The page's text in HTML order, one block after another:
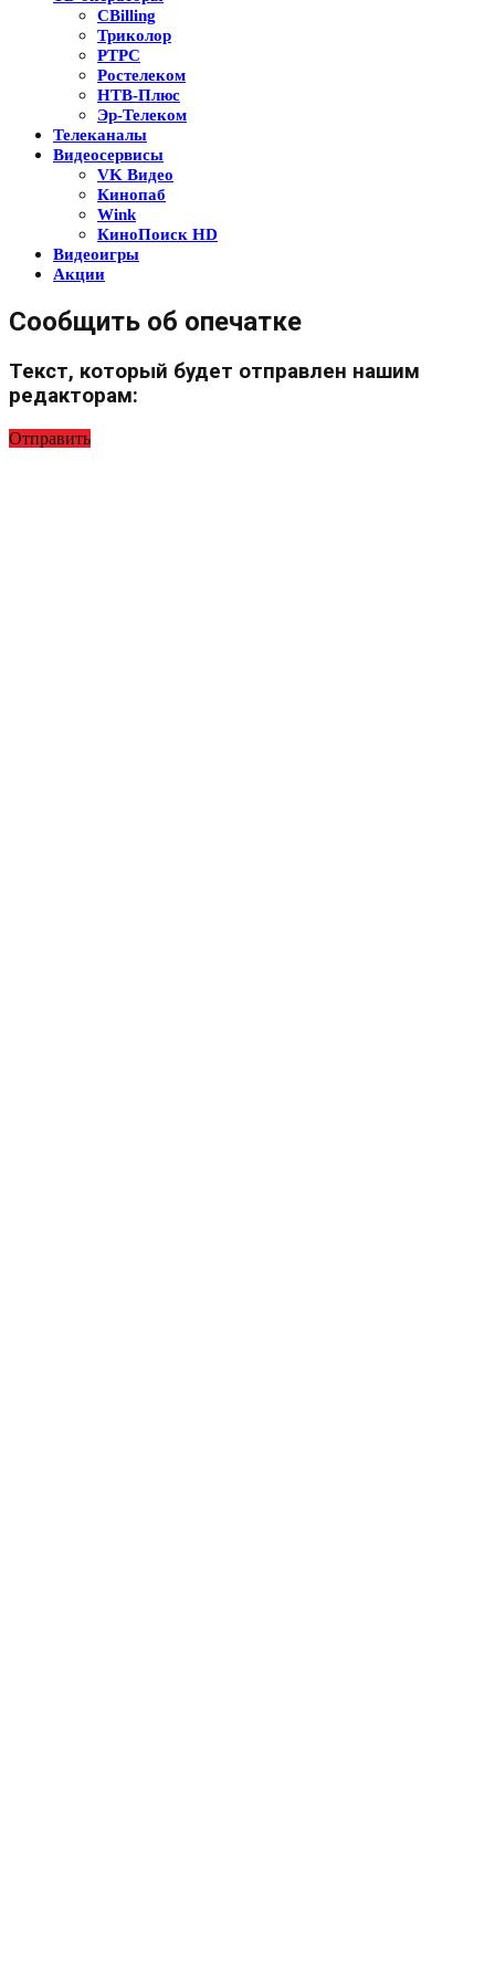
CBilling
Триколор
РТРС
Ростелеком
НТВ-Плюс
Эр-Телеком
Телеканалы
Видеосервисы
VK Видео
Кинопаб
Wink
КиноПоиск HD
Видеоигры
Акции
Сообщить об опечатке
Текст, который будет отправлен нашим
редакторам:
Отправить